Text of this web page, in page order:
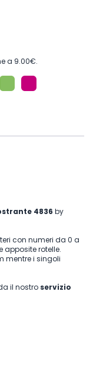
a 9.00€.
4836 by
con numeri da 0 a
apposite rotelle.
mentre i singoli
il nostro servizio